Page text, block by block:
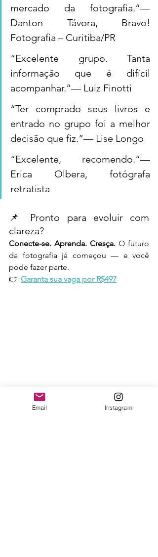
mercado da fotografia.”—
Danton Távora, Bravo!
Fotografia – Curitiba/PR
“Excelente grupo. Tanta
informação que é difícil
acompanhar.”— Luiz Finotti
“Ter comprado seus livros e
entrado no grupo foi a melhor
decisão que fiz.”— Lise Longo
“Excelente, recomendo.”—
Erica Olbera, fotógrafa
retratista
📌 Pronto para evoluir com
clareza?
Conecte-se. Aprenda. Cresça. O futuro
da fotografia já começou — e você
pode fazer parte.
👉 Garanta sua vaga por R$497
Email Instagram